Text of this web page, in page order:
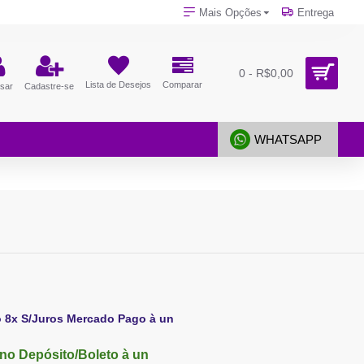
Mais Opções Entrega
Cadastre-se Lista de Desejos Comparar
0 - R$0,00
WHATSAPP
8x S/Juros Mercado Pago à un
no Depósito/Boleto à un